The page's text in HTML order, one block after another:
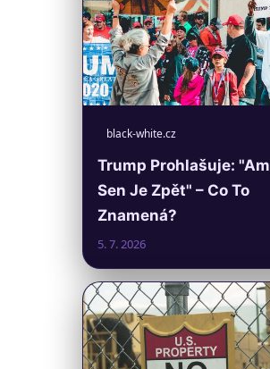
black-white.cz
Trump Prohlašuje:
Sen Je Zpět" – Co To
Znamená?
5. 7. 2026